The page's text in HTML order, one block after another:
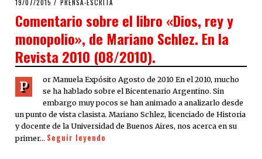
19/07/2015 PRENSA-ESCRITA
Comentario sobre el libro «Dios, rey y
monopolio», de Mariano Schlez. En la
Revista 2010 (08/2010).
P
or Manuela Expósito Agosto de 2010 En el 2010, mucho
se ha hablado sobre el Bicentenario Argentino. Sin
embargo muy pocos se han animado a analizarlo desde
un punto de vista clasista. Mariano Schlez, licenciado de Historia
y docente de la Universidad de Buenos Aires, nos acerca en su
primer… Seguir leyendo